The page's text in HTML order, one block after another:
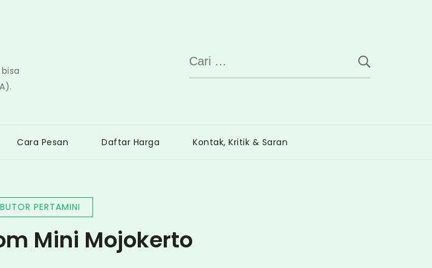
Cari
untuk:
Cara Pesan Daftar Harga Kontak, Kritik & Saran
PERTAMINI
Mini Mojokerto